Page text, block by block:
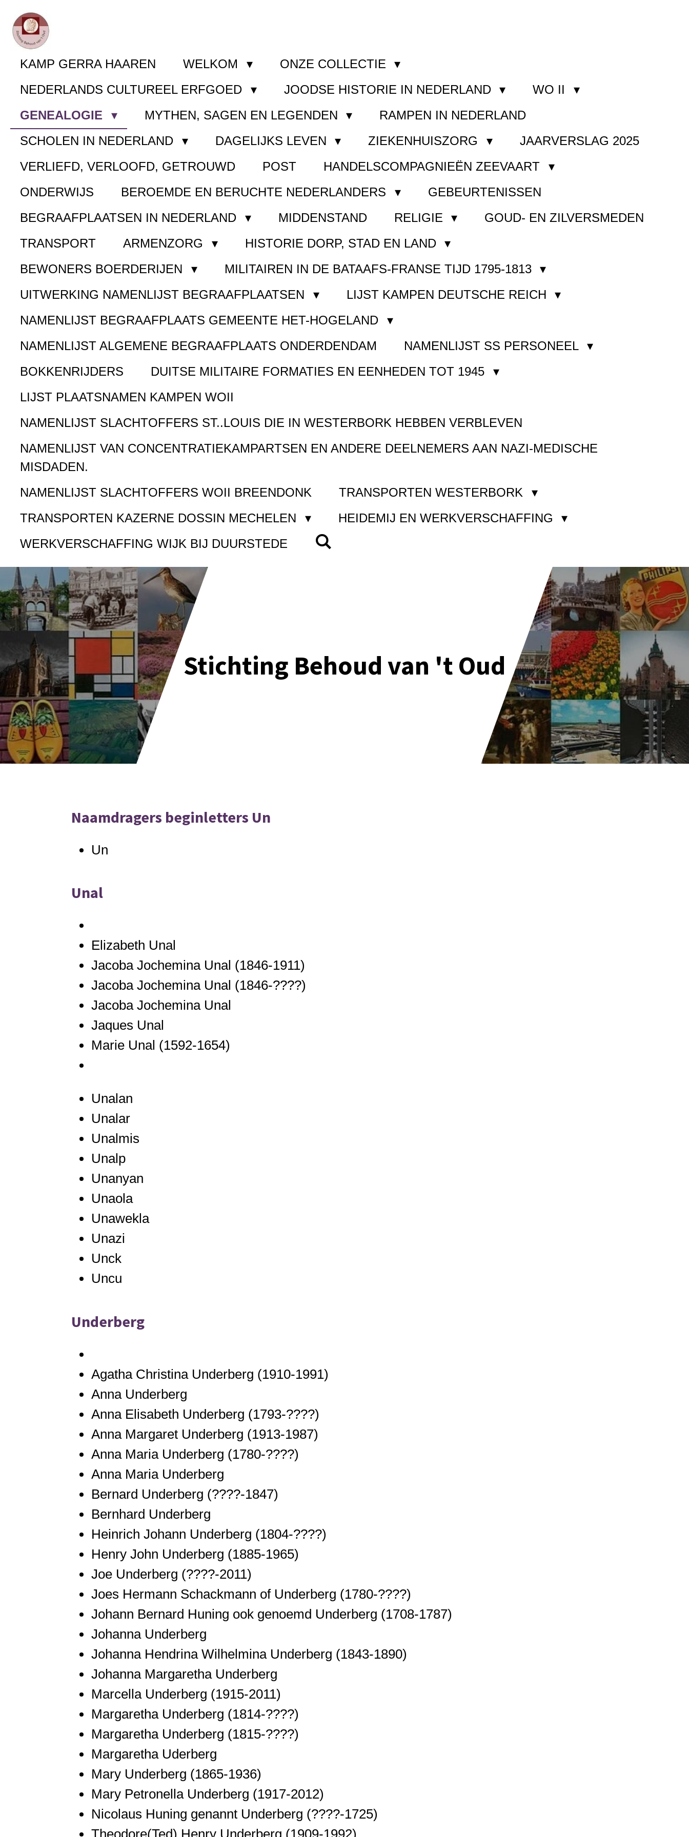
Ga
direct
naar
hoofdinhoud
KAMP GERRA HAAREN WELKOM
ONZE COLLECTIE
NEDERLANDS CULTUREEL ERFGOED
JOODSE HISTORIE IN NEDERLAND
WO II
GENEALOGIE
MYTHEN, SAGEN EN LEGENDEN
RAMPEN IN NEDERLAND
SCHOLEN IN NEDERLAND
DAGELIJKS LEVEN ZIEKENHUISZORG
JAARVERSLAG 2025
VERLIEFD, VERLOOFD, GETROUWD
POST
HANDELSCOMPAGNIEËN ZEEVAART
ONDERWIJS
BEROEMDE EN BERUCHTE NEDERLANDERS
GEBEURTENISSEN
BEGRAAFPLAATSEN IN NEDERLAND
MIDDENSTAND RELIGIE
GOUD- EN ZILVERSMEDEN
TRANSPORT
ARMENZORG
HISTORIE DORP, STAD EN LAND
BEWONERS BOERDERIJEN
MILITAIREN IN DE BATAAFS-FRANSE TIJD 1795-1813
UITWERKING NAMENLIJST BEGRAAFPLAATSEN
LIJST KAMPEN DEUTSCHE REICH
NAMENLIJST BEGRAAFPLAATS GEMEENTE HET-HOGELAND
NAMENLIJST ALGEMENE BEGRAAFPLAATS ONDERDENDAM
NAMENLIJST SS PERSONEEL
BOKKENRIJDERS
DUITSE MILITAIRE FORMATIES EN EENHEDEN TOT 1945
LIJST PLAATSNAMEN KAMPEN WOII
NAMENLIJST SLACHTOFFERS ST..LOUIS DIE IN WESTERBORK HEBBEN VERBLEVEN
NAMENLIJST VAN CONCENTRATIEKAMPARTSEN EN ANDERE DEELNEMERS AAN NAZI-MEDISCHE
MISDADEN.
NAMENLIJST SLACHTOFFERS WOII BREENDONK
TRANSPORTEN WESTERBORK
TRANSPORTEN KAZERNE DOSSIN MECHELEN
HEIDEMIJ EN WERKVERSCHAFFING
WERKVERSCHAFFING WIJK BIJ DUURSTEDE
Stichting Behoud van 't Oud
Naamdragers beginletters Un
Un
Unal
Elizabeth Unal
Jacoba Jochemina Unal (1846-1911)
Jacoba Jochemina Unal (1846-????)
Jacoba Jochemina Unal
Jaques Unal
Marie Unal (1592-1654)
Unalan
Unalar
Unalmis
Unalp
Unanyan
Unaola
Unawekla
Unazi
Unck
Uncu
Underberg
Agatha Christina Underberg (1910-1991)
Anna Underberg
Anna Elisabeth Underberg (1793-????)
Anna Margaret Underberg (1913-1987)
Anna Maria Underberg (1780-????)
Anna Maria Underberg
Bernard Underberg (????-1847)
Bernhard Underberg
Heinrich Johann Underberg (1804-????)
Henry John Underberg (1885-1965)
Joe Underberg (????-2011)
Joes Hermann Schackmann of Underberg (1780-????)
Johann Bernard Huning ook genoemd Underberg (1708-1787)
Johanna Underberg
Johanna Hendrina Wilhelmina Underberg (1843-1890)
Johanna Margaretha Underberg
Marcella Underberg (1915-2011)
Margaretha Underberg (1814-????)
Margaretha Underberg (1815-????)
Margaretha Uderberg
Mary Underberg (1865-1936)
Mary Petronella Underberg (1917-2012)
Nicolaus Huning genannt Underberg (????-1725)
Theodore(Ted) Henry Underberg (1909-1992)